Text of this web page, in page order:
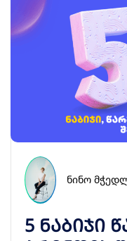
ᲜᲘᲜᲝ
5 ნაბიჯი